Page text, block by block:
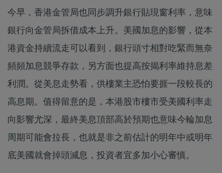
今早，香港金管局也同步調升銀行貼現窗利率，意味
銀行向金管局拆借成本上升。美國加息的影響，從本
港資金持續流走可以看到，銀行頭寸相對吃緊而無奈
頻頻加息競爭存款，另方面也提高按揭利率維持息差
利潤。從美息走勢看，供樓業主恐怕要捱一段較長的
高息期。值得留意的是，本港股市樓市受美國利率走
向影響尤深，最終美息頂部高於預期也意味今輪加息
周期可能會拉長，也就是非之前估計的明年中或明年
底美國就會掉頭減息，投資者宜多加小心審慎。